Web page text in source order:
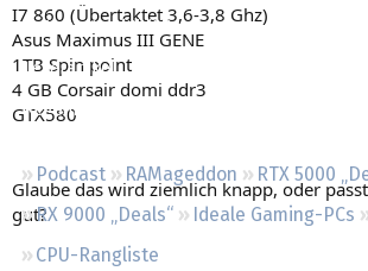
Neueste Aktivitäten
Leserartikel
Regeln
Podcast RAMageddon
RTX 5000
RX 9000 „Deals“
Ideale Gaming-PCs
CPU-Rangliste
I7 860 (Übertaktet 3,6-3,8 Ghz)
Asus Maximus III GENE
1TB Spin point
4 GB Corsair domi ddr3
GTX580
Glaube das wird ziemlich knapp, oder
gut?